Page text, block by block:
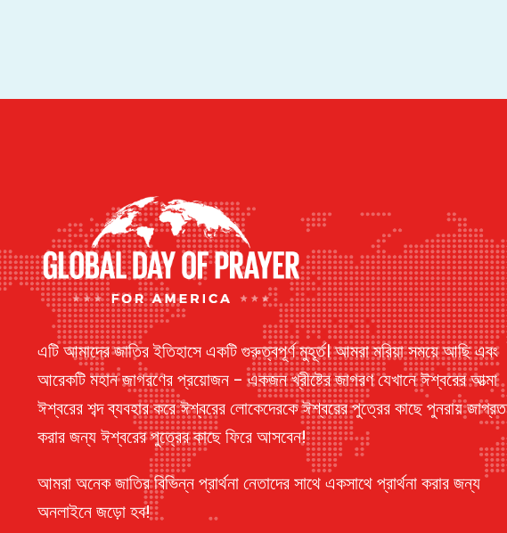
এটি আমাদের জাতির ইতিহাসে একটি গুরুত্বপূর্ণ মুহূর্ত। আমরা মরিয়া সময়ে আছি এবং
আরেকটি মহান জাগরণের প্রয়োজন - একজন খ্রীষ্টের জাগরণ যেখানে ঈশ্বরের আত্মা
ঈশ্বরের শব্দ ব্যবহার করে ঈশ্বরের লোকেদেরকে ঈশ্বরের পুত্রের কাছে পুনরায় জাগ্রত
করার জন্য ঈশ্বরের পুত্রের কাছে ফিরে আসবেন!
আমরা অনেক জাতির বিভিন্ন প্রার্থনা নেতাদের সাথে একসাথে প্রার্থনা করার জন্য
অনলাইনে জড়ো হব!